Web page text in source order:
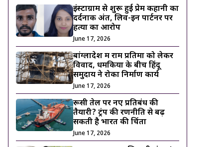
इंस्टाग्राम से शुरू हुई प्रेम कहानी का
दर्दनाक अंत, लिव-इन पार्टनर पर
हत्या का आरोप
June 17, 2026
बांग्लादेश में राम प्रतिमा को लेकर
विवाद, धमकियों के बीच हिंदू
समुदाय ने रोका निर्माण कार्य
June 17, 2026
रूसी तेल पर नए प्रतिबंध की
तैयारी? ट्रंप की रणनीति से बढ़
सकती है भारत की चिंता
June 17, 2026